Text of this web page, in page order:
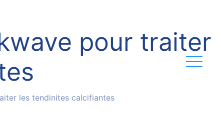
pour traiter
les tendinites calcifiantes